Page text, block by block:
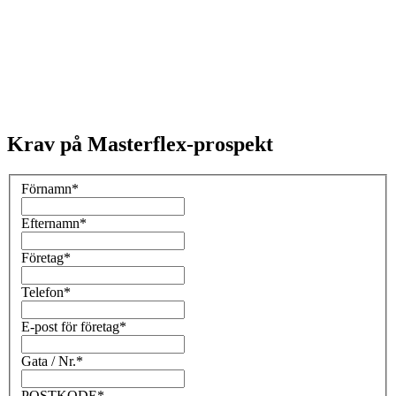
Krav på Masterflex-prospekt
Förnamn*
Efternamn*
Företag*
Telefon*
E-post för företag*
Gata / Nr.*